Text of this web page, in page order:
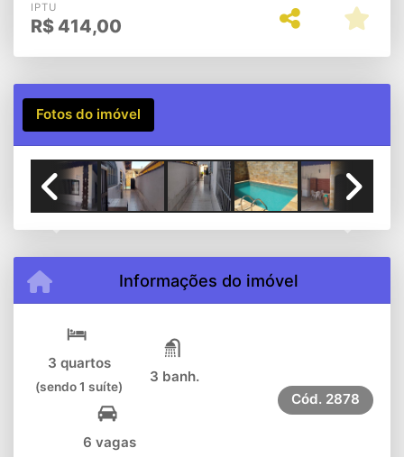
IPTU
R$ 414,00
Fotos do imóvel
Informações do imóvel
3 quartos
(sendo 1 suíte)
3 banh.
6 vagas
Cód. 2878